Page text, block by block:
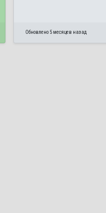
Обновлено 5 месяцев назад